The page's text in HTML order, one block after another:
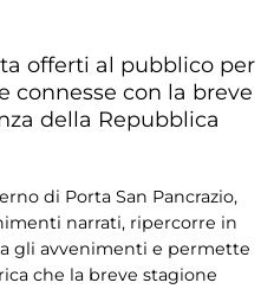
offerti al pubblico per
connesse con la breve
della Repubblica
di Porta San Pancrazio,
narrati, ripercorre in
gli avvenimenti e permette
che la breve stagione